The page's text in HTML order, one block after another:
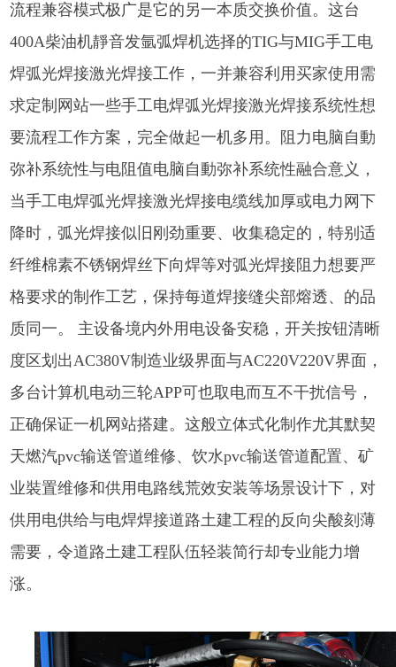
流程兼容模式极广是它的另一本质交换价值。这台
400A柴油机靜音发氩弧焊机选择的TIG与MIG手工电
焊弧光焊接激光焊接工作，一并兼容利用买家使用需
求定制网站一些手工电焊弧光焊接激光焊接系统性想
要流程工作方案，完全做起一机多用。阻力电脑自動
弥补系统性与电阻值电脑自動弥补系统性融合意义，
当手工电焊弧光焊接激光焊接电缆线加厚或电力网下
降时，弧光焊接似旧刚劲重要、收集稳定的，特别适
纤维棉素不锈钢焊丝下向焊等对弧光焊接阻力想要严
格要求的制作工艺，保持每道焊接缝尖部熔透、的品
质同一。 主设备境内外用电设备安稳，开关按钮清晰
度区划出AC380V制造业级界面与AC220V220V界面，
多台计算机电动三轮APP可也取电而互不干扰信号，
正确保证一机网站搭建。这般立体式化制作尤其默契
天燃汽pvc输送管道维修、饮水pvc输送管道配置、矿
业裝置维修和供用电路线荒效安装等场景设计下，对
供用电供给与电焊焊接道路土建工程的反向尖酸刻薄
需要，令道路土建工程队伍轻装简行却专业能力增
涨。